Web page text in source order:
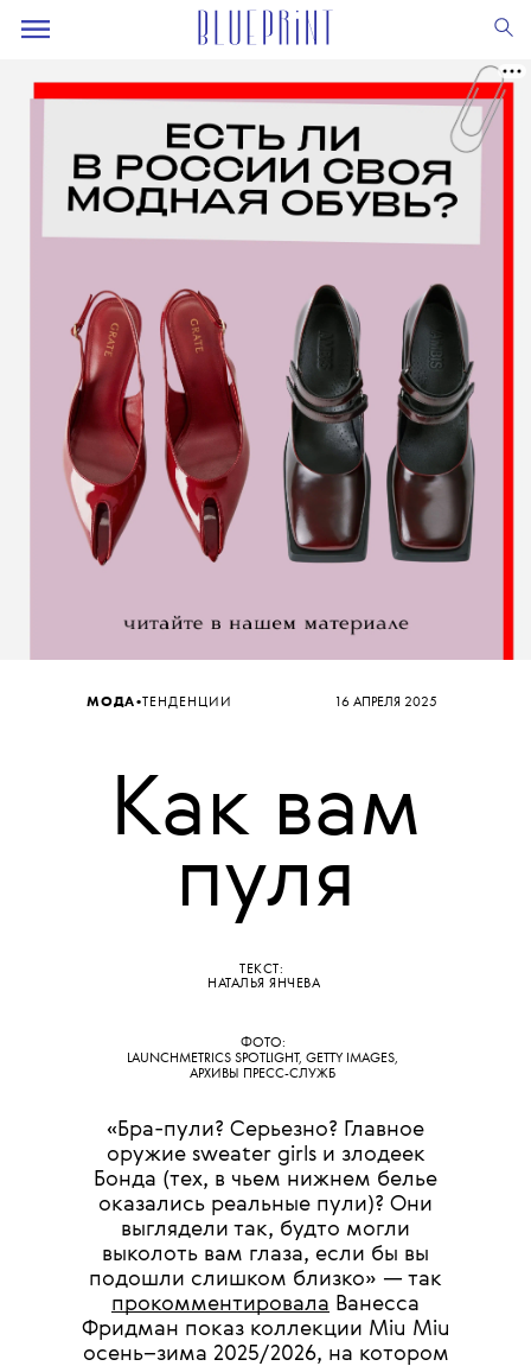
16 АПРЕЛЯ 2025
МОДА• ТЕНДЕНЦИИ
Как вам
пуля
ТЕКСТ:
НАТАЛЬЯ ЯНЧЕВА
ФОТО:
LAUNCHMETRICS SPOTLIGHT, GETTY IMAGES,
АРХИВЫ ПРЕСС-СЛУЖБ
«Бра-пули? Серьезно? Главное
оружие sweater girls и злодеек
Бонда (тех, в чьем нижнем белье
оказались реальные пули)? Они
выглядели так, будто могли
выколоть вам глаза, если бы вы
подошли слишком близко» — так
прокомментировала Ванесса
Фридман показ коллекции Miu Miu
осень–зима 2025/2026, на котором